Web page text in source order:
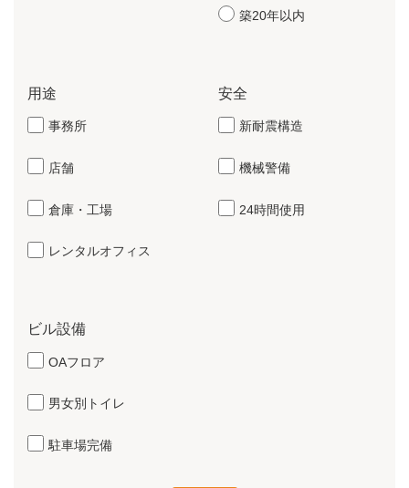
築20年以内
用途
事務所
店舗
倉庫・工場
レンタルオフィス
安全
新耐震構造
機械警備
24時間使用
ビル設備
OAフロア
男女別トイレ
駐車場完備